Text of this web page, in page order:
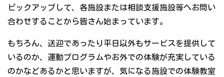
ピックアップして、各施設または相談支援施設等へお問い
合わせすることから皆さん始まっています。
もちろん、送迎であったり平日以外もサービスを提供して
いるのか、運動プログラムやお外での体験が充実している
のかなどあるかと思いますが、気になる施設での体験教室